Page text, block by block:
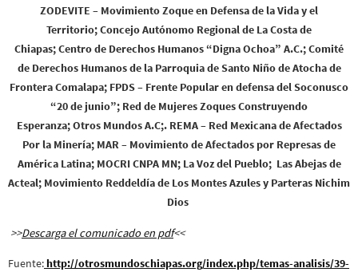
ZODEVITE – Movimiento Zoque en Defensa de la Vida y el
Territorio;Concejo Autónomo Regional de La Costa de
Chiapas;Centro de Derechos Humanos “Digna Ochoa” A.C.;Comité
de Derechos Humanos de la Parroquia de Santo Niño de Atocha de
Frontera Comalapa; FPDS – Frente Popular en defensa del Soconusco
“20 de junio”; Red de Mujeres Zoques Construyendo
Esperanza;Otros Mundos A.C;. REMA – Red Mexicana de Afectados
Por la Minería; MAR – Movimiento de Afectados por Represas de
América Latina; MOCRI CNPA MN; La Voz del Pueblo; Las Abejas de
Acteal; Movimiento Reddeldía de Los Montes Azulesy Parteras Nichim
Dios
>>Descarga el comunicado en pdf<<
Fuente: http://otrosmundoschiapas.org/index.php/temas-analisis/39-